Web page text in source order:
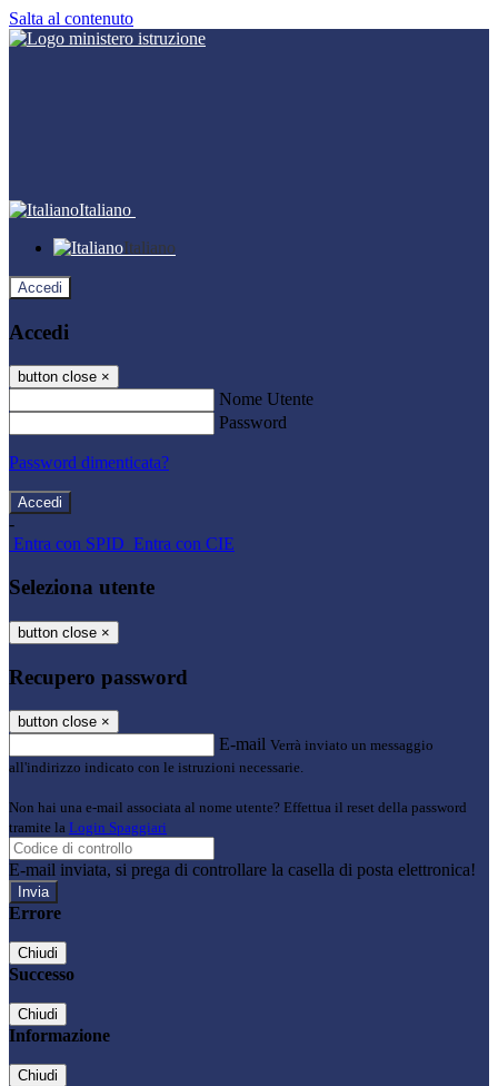
Salta al contenuto
Italiano
Italiano
Accedi
Accedi
button close ×
Nome Utente
Password
Password dimenticata?
-
Entra con SPID Entra con CIE
Seleziona utente
button close ×
Recupero password
button close ×
E-mail Verrà inviato un messaggio
all'indirizzo indicato con le istruzioni necessarie.
Non hai una e-mail associata al nome utente? Effettua il reset della password
tramite la Login Spaggiari
E-mail inviata, si prega di controllare la casella di posta elettronica!
Errore
Chiudi
Successo
Chiudi
Informazione
Chiudi